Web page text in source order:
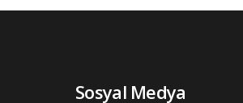
Sosyal Medya